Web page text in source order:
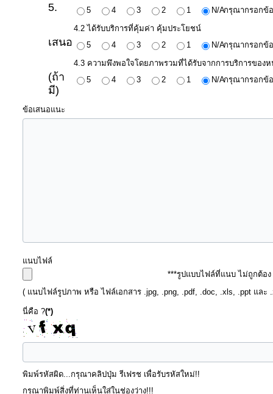
5
4 3 2 1 N/Aกรุณากรอกข้
4.2 ได้รับบริการที่คุ้มค่า คุ้มประโยชน์
5
4 3 2 1 N/Aกรุณากรอกข้
4.3 ความพึงพอใจโดยภาพรวมที่ได้รับจากการบริการของ
5
4 3 2 1 N/Aกรุณากรอกข้
5.
เสนอ
(ถ้า
มี)
ข้อเสนอแนะ
แนบไฟล์
***รูปแบบไฟล์ที่แนบ ไม่ถูกต้อ
( แนบไฟล์รูปภาพ หรือ ไฟล์เอกสาร .jpg, .png, .pdf, .doc, .xls, .ppt และ
นี่คือ ?(*)
พิมพ์รหัสผิด...กรุณาคลิปปุ่ม รีเฟรช เพื่อรับรหัสใหม่!!
กรุณาพิมพ์สิ่งที่ท่านเห็นใส่ในช่องว่าง!!!